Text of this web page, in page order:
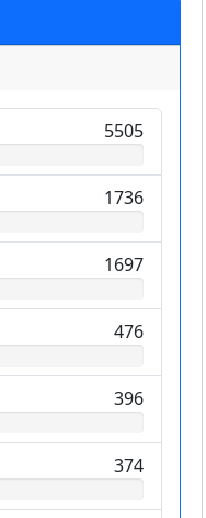
5505
1736
1697
476
396
374